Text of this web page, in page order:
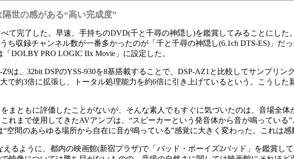
世の感がある“高い完成度”
て完了した。早速、手持ちのDVD(千と千尋の神隠し)を鑑賞してみることにした
ち収録チャンネル数が一番多かったのが「千と千尋の神隠し(6.1ch DTS-ES)」だっ
DOLBY PRO LOGIC IIx Movie」に設定した。
は、32bit DSPのYSS-930を8基搭載することで、DSP-AZ1と比較してサンプリン
で約3倍に拡張し、トータル処理能力を約6倍に引き上げているという。こうした
まともに評価したことがないが、そんな素人でもすぐに気づいたのは、音場全体
れまで使用してきたAVアンプは、“スピーカーという発音体から音が鳴っている
空間のあらゆる場所から自在に音が鳴っている”感覚に大きく変わった。これは感
るように、都内の映画館(新宿プラザ)で「バッド・ボーイズ2バッド」を鑑賞し